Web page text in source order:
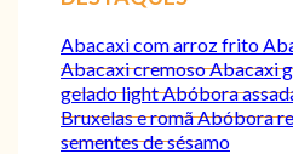
Abacaxi com arroz frito
Abacaxi cremosoAbacaxi
gelado lightAbóbora
Bruxelas e romãAbóbora
sementes de sésamo